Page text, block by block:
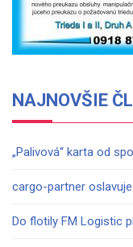
NAJNOVŠIE
„Palivová“ karta od
cargo-partner
Do flotily FM Logistic